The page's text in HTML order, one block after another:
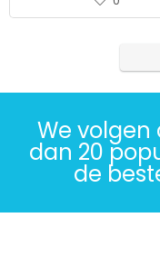
We volgen
dan 20
de